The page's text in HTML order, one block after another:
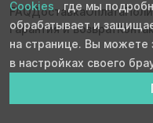
FAQДоставкаОплата
Гарантия и возврат
Cookies
, где мы
обрабатывает и
на странице. Вы можете
в настройках своего